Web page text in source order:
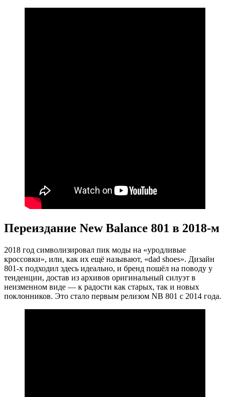
Переиздание New Balance 801 в 2018-м
2018 год символизировал пик моды на «уродливые
кроссовки», или, как их ещё называют, «dad shoes». Дизайн
801-х подходил здесь идеально, и бренд пошёл на поводу у
тенденции, достав из архивов оригинальный силуэт в
неизменном виде — к радости как старых, так и новых
поклонников. Это стало первым релизом NB 801 с 2014 года.